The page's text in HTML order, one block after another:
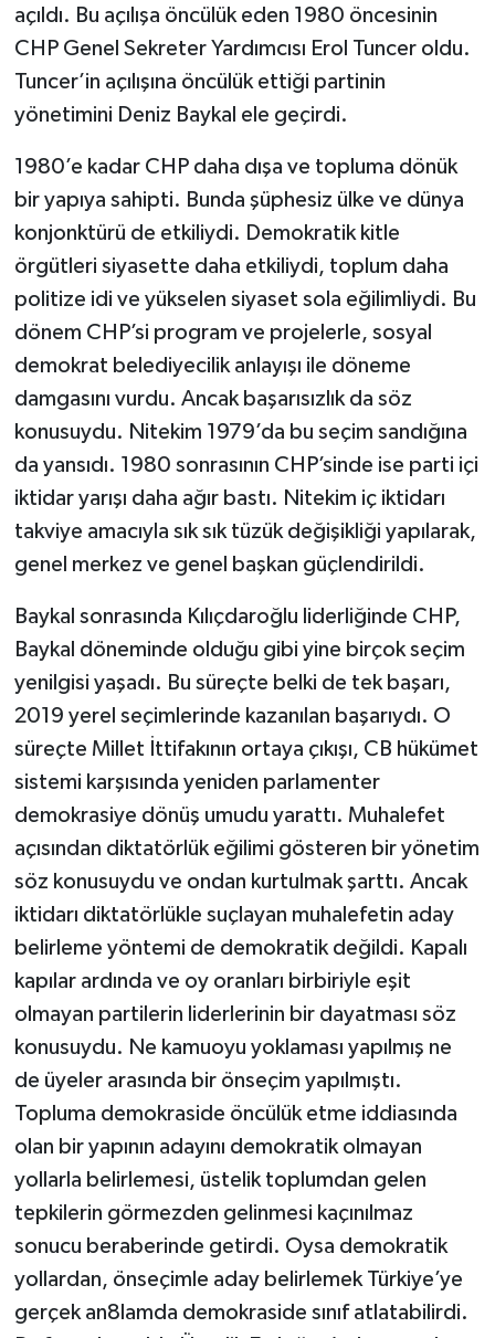
açıldı. Bu açılışa öncülük eden 1980 öncesinin
CHP Genel Sekreter Yardımcısı Erol Tuncer oldu.
Tuncer’in açılışına öncülük ettiği partinin
yönetimini Deniz Baykal ele geçirdi.
1980’e kadar CHP daha dışa ve topluma dönük
bir yapıya sahipti. Bunda şüphesiz ülke ve dünya
konjonktürü de etkiliydi. Demokratik kitle
örgütleri siyasette daha etkiliydi, toplum daha
politize idi ve yükselen siyaset sola eğilimliydi. Bu
dönem CHP’si program ve projelerle, sosyal
demokrat belediyecilik anlayışı ile döneme
damgasını vurdu. Ancak başarısızlık da söz
konusuydu. Nitekim 1979’da bu seçim sandığına
da yansıdı. 1980 sonrasının CHP’sinde ise parti içi
iktidar yarışı daha ağır bastı. Nitekim iç iktidarı
takviye amacıyla sık sık tüzük değişikliği yapılarak,
genel merkez ve genel başkan güçlendirildi.
Baykal sonrasında Kılıçdaroğlu liderliğinde CHP,
Baykal döneminde olduğu gibi yine birçok seçim
yenilgisi yaşadı. Bu süreçte belki de tek başarı,
2019 yerel seçimlerinde kazanılan başarıydı. O
süreçte Millet İttifakının ortaya çıkışı, CB hükümet
sistemi karşısında yeniden parlamenter
demokrasiye dönüş umudu yarattı. Muhalefet
açısından diktatörlük eğilimi gösteren bir yönetim
söz konusuydu ve ondan kurtulmak şarttı. Ancak
iktidarı diktatörlükle suçlayan muhalefetin aday
belirleme yöntemi de demokratik değildi. Kapalı
kapılar ardında ve oy oranları birbiriyle eşit
olmayan partilerin liderlerinin bir dayatması söz
konusuydu. Ne kamuoyu yoklaması yapılmış ne
de üyeler arasında bir önseçim yapılmıştı.
Topluma demokraside öncülük etme iddiasında
olan bir yapının adayını demokratik olmayan
yollarla belirlemesi, üstelik toplumdan gelen
tepkilerin görmezden gelinmesi kaçınılmaz
sonucu beraberinde getirdi. Oysa demokratik
yollardan, önseçimle aday belirlemek Türkiye’ye
gerçek an8lamda demokraside sınıf atlatabilirdi.